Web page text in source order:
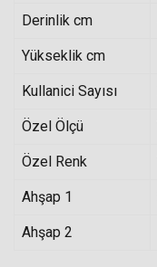
Derinlik cm
Yükseklik cm
Kullanici Sayısı
Özel Ölçü
Özel Renk
Ahşap 1
Ahşap 2